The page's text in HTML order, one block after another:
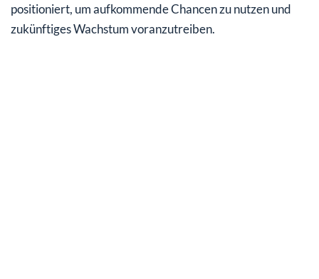
positioniert, um aufkommende Chancen zu nutzen und
zukünftiges Wachstum voranzutreiben.